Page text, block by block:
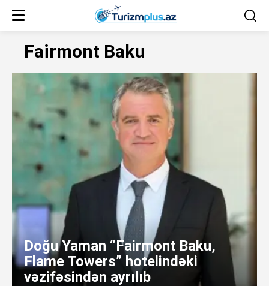
Fairmont Baku
Doğu Yaman “Fairmont Baku,
Flame Towers” hotelindəki
vəzifəsindən ayrılıb